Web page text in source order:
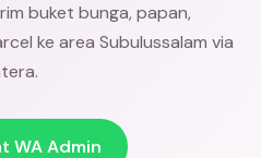
buket bunga, papan,
ke area Subulussalam via
WA Admin